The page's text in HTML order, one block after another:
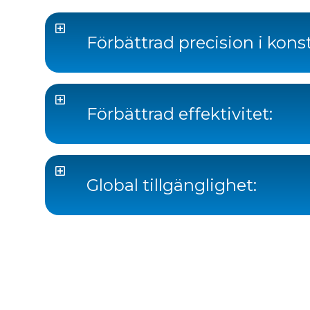
Förbättrad precision i
Förbättrad effektivitet:
Global tillgänglighet: